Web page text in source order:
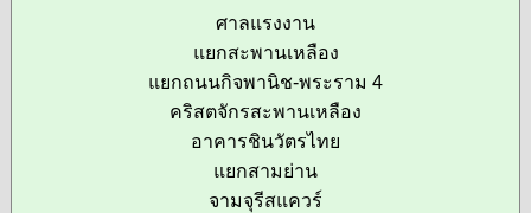
ศาลแรงงาน
แยกสะพานเหลือง
แยกถนนกิจพานิช-พระราม 4
คริสตจักรสะพานเหลือง
อาคารชินวัตรไทย
แยกสามย่าน
จามจุรีสแควร์